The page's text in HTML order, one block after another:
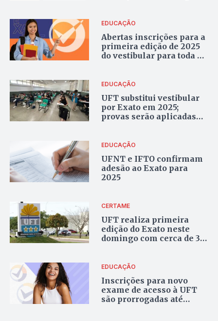
EDUCAÇÃO
Abertas inscrições para a
primeira edição de 2025
do vestibular para toda a
EDUCAÇÃO
UFT substitui vestibular
por Exato em 2025;
provas serão aplicadas
EDUCAÇÃO
UFNT e IFTO confirmam
adesão ao Exato para
2025
CERTAME
UFT realiza primeira
edição do Exato neste
domingo com cerca de 3,9
EDUCAÇÃO
Inscrições para novo
exame de acesso à UFT
são prorrogadas até